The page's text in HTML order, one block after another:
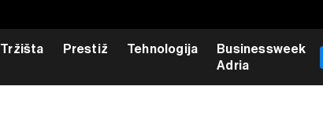
Tržišta Prestiž Tehnologija
Businessweek
Adria